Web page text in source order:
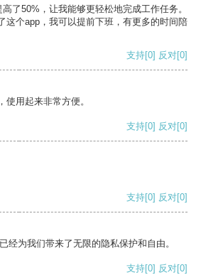
了50%，让我能够更轻松地完成工作任务。
这个app，我可以提前下班，有更多的时间陪
支持[0] 反对[0]
用起来非常方便。
支持[0] 反对[0]
支持[0] 反对[0]
经为我们带来了无限的隐私保护和自由。
支持[0] 反对[0]